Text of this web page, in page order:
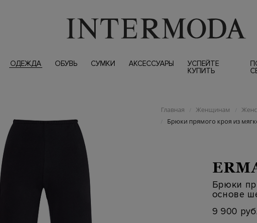
ОДЕЖДА ОБУВЬ СУМКИ АКСЕССУАРЫ
УСПЕЙТЕ
КУПИТЬ
Главная / Женщинам /
/ Брюки прямого кроя из
Брюки
основе
9 900 руб.